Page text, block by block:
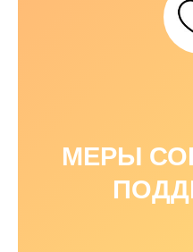
МЕРЫ